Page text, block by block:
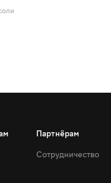
Партнёрам
Сотрудничество